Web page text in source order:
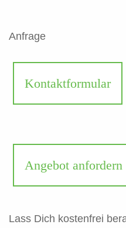
Anfrage
Kontaktformular
Angebot anfordern
Lass Dich kostenfrei